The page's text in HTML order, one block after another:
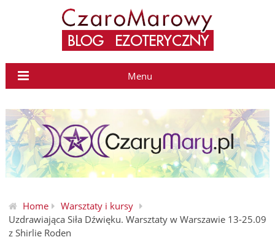
Menu
Home
Warsztaty i kursy
Uzdrawiająca Siła Dźwięku. Warsztaty w Warszawie 13-25.09
z Shirlie Roden